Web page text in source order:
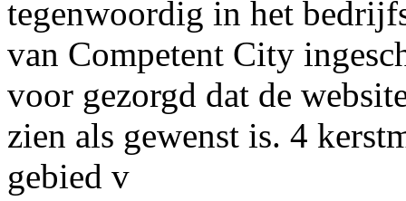
tegenwoordig in het
van Competent City
voor gezorgd dat de
zien als gewenst is. 4
gebied v